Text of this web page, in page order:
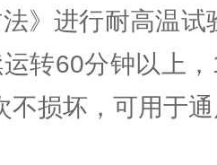
》进行耐高温
转60分钟以上
不损坏，可用于